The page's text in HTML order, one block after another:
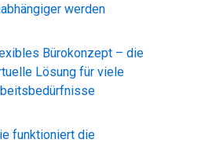
werden
Bürokonzept – die
Lösung für viele
funktioniert die